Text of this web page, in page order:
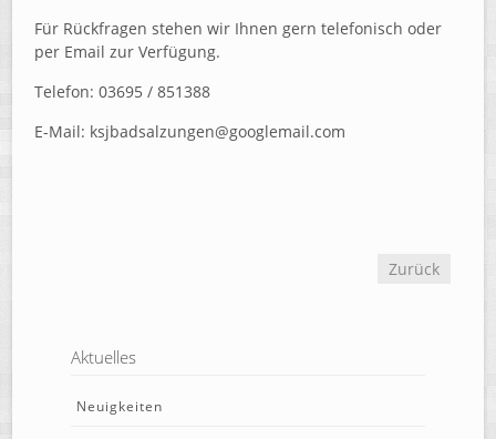
Für Rückfragen stehen wir Ihnen gern telefonisch oder
per Email zur Verfügung.
Telefon: 03695 / 851388
E-Mail: ksjbadsalzungen@googlemail.com
Zurück
Aktuelles
Neuigkeiten